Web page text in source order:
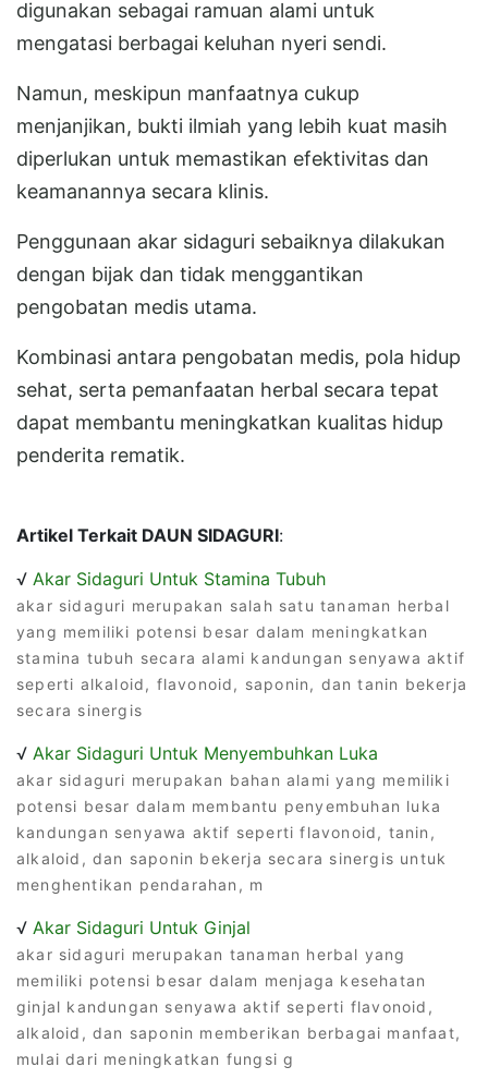
digunakan sebagai ramuan alami untuk
mengatasi berbagai keluhan nyeri sendi.
Namun, meskipun manfaatnya cukup
menjanjikan, bukti ilmiah yang lebih kuat masih
diperlukan untuk memastikan efektivitas dan
keamanannya secara klinis.
Penggunaan akar sidaguri sebaiknya dilakukan
dengan bijak dan tidak menggantikan
pengobatan medis utama.
Kombinasi antara pengobatan medis, pola hidup
sehat, serta pemanfaatan herbal secara tepat
dapat membantu meningkatkan kualitas hidup
penderita rematik.
Artikel Terkait DAUN SIDAGURI:
√ Akar Sidaguri Untuk Stamina Tubuh
akar sidaguri merupakan salah satu tanaman herbal
yang memiliki potensi besar dalam meningkatkan
stamina tubuh secara alami kandungan senyawa aktif
seperti alkaloid, flavonoid, saponin, dan tanin bekerja
secara sinergis
√ Akar Sidaguri Untuk Menyembuhkan Luka
akar sidaguri merupakan bahan alami yang memiliki
potensi besar dalam membantu penyembuhan luka
kandungan senyawa aktif seperti flavonoid, tanin,
alkaloid, dan saponin bekerja secara sinergis untuk
menghentikan pendarahan, m
√ Akar Sidaguri Untuk Ginjal
akar sidaguri merupakan tanaman herbal yang
memiliki potensi besar dalam menjaga kesehatan
ginjal kandungan senyawa aktif seperti flavonoid,
alkaloid, dan saponin memberikan berbagai manfaat,
mulai dari meningkatkan fungsi g